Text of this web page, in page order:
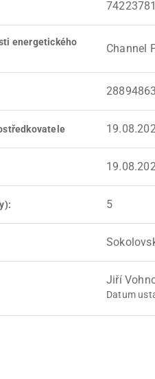
energetického
Channel
28894863
5
Jiří
Datum